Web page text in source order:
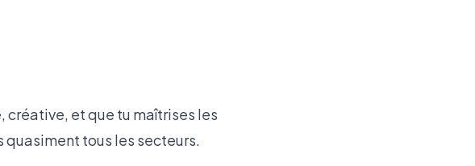
créative, et que tu maîtrises les
tous les secteurs.